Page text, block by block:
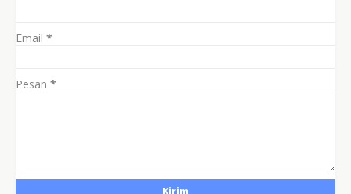
Email *
Pesan *